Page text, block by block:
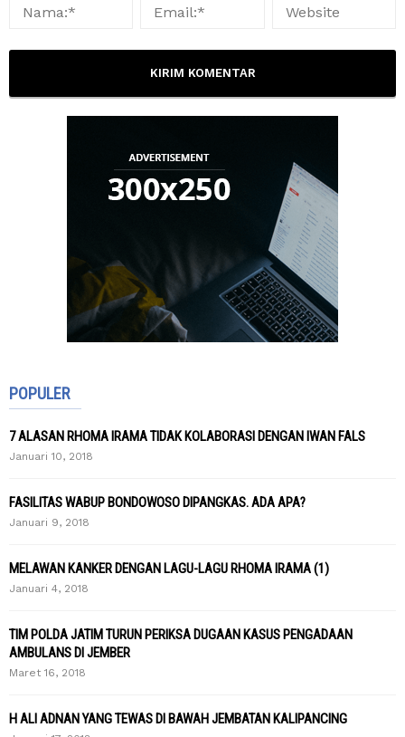
POPULER
7 ALASAN RHOMA IRAMA TIDAK KOLABORASI DENGAN IWAN FALS
Januari 10, 2018
FASILITAS WABUP BONDOWOSO DIPANGKAS. ADA APA?
Januari 9, 2018
MELAWAN KANKER DENGAN LAGU-LAGU RHOMA IRAMA (1)
Januari 4, 2018
TIM POLDA JATIM TURUN PERIKSA DUGAAN KASUS PENGADAAN
AMBULANS DI JEMBER
Maret 16, 2018
H ALI ADNAN YANG TEWAS DI BAWAH JEMBATAN KALIPANCING